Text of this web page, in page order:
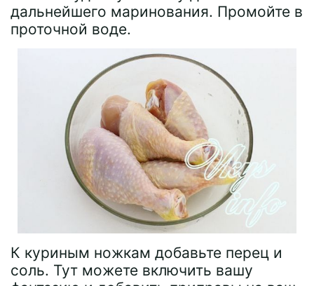
дальнейшего маринования. Промойте в
проточной воде.
К куриным ножкам добавьте перец и
соль. Тут можете включить вашу